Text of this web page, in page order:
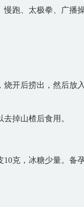
跑、太极拳、广播
开后捞出，然后放
掉山楂后食用。
克，冰糖少量。备